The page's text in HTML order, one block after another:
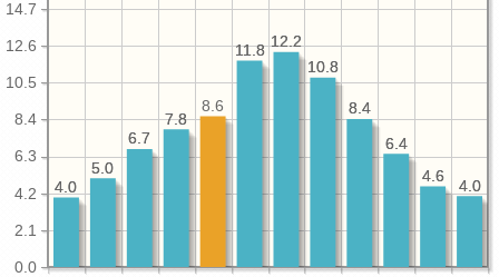
0.0
2.1
4.2
6.3
8.4
10.5
12.6
14.7
4.0
4.6
6.4
8.4
10.8
12.2
11.8
7.8
6.7
5.0
4.0
4.0
4.6
6.4
8.4
10.8
12.2
11.8
8.6
7.8
6.7
5.0
4.0